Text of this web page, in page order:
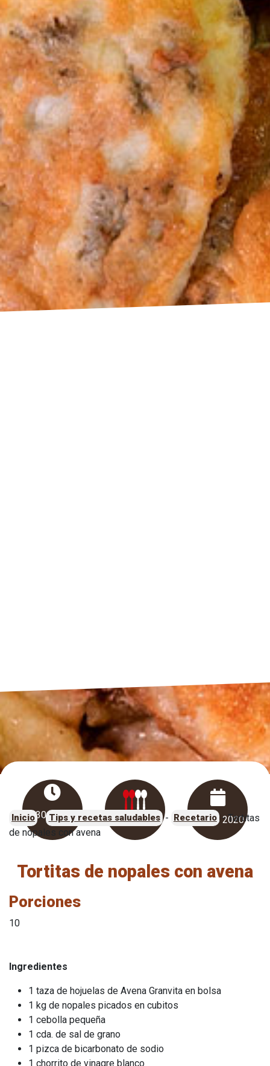
30 minu Intermedio 26 ago 2020
Inicio - Tips y recetas saludables - Recetario -Tortitas
de nopales con avena
Tortitas de nopales con avena
Porciones
10
Ingredientes
1 taza de hojuelas de Avena Granvita en bolsa
1 kg de nopales picados en cubitos
1 cebolla pequeña
1 cda. de sal de grano
1 pizca de bicarbonato de sodio
1 chorrito de vinagre blanco